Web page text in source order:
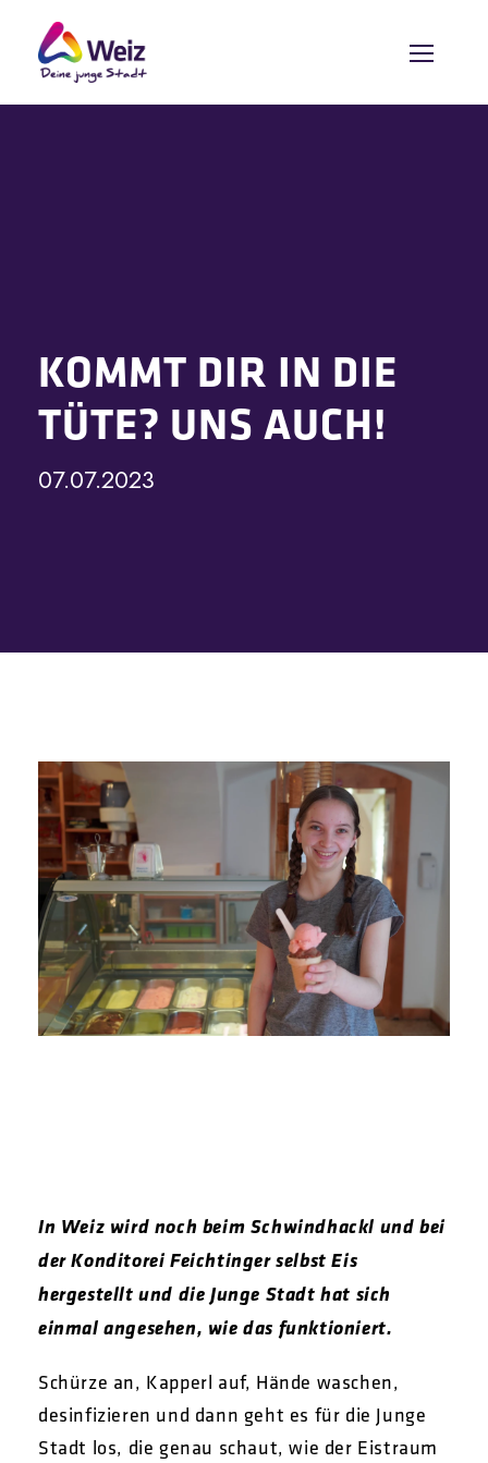
KOMMT DIR IN DIE
TÜTE? UNS AUCH!
07.07.2023
In Weiz wird noch beim Schwindhackl und bei
der Konditorei Feichtinger selbst Eis
hergestellt und die Junge Stadt hat sich
einmal angesehen, wie das funktioniert.
Schürze an, Kapperl auf, Hände waschen,
desinfizieren und dann geht es für die Junge
Stadt los, die genau schaut, wie der Eistraum